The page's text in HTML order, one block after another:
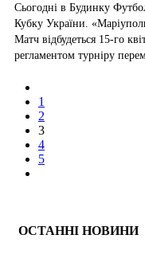
Сьогодні в Будинку
Кубку України.
Матч відбудеться 15-го
регламентом турніру
1
2
3
4
5
ОСТАННІ НОВИНИ